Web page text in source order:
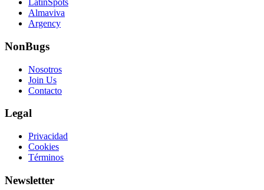
LatinSpots
Almaviva
Argency
NonBugs
Nosotros
Join Us
Contacto
Legal
Privacidad
Cookies
Términos
Newsletter